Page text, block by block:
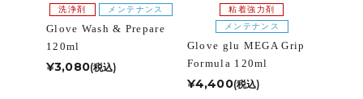
洗浄剤 メンテナンス
Glove Wash & Prepare
120ml
¥3,080(税込)
粘着強力剤
メンテナンス
Glove glu MEGA Grip
Formula 120ml
¥4,400(税込)